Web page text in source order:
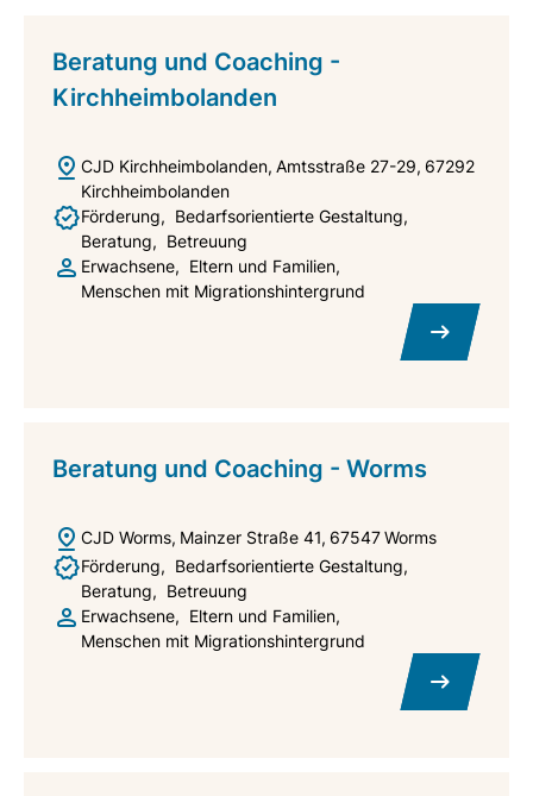
Beratung und Coaching -
Kirchheimbolanden
CJD Kirchheimbolanden Amtsstraße 27-29 67292
Kirchheimbolanden
Förderung
Bedarfsorientierte Gestaltung
Beratung
Betreuung
Erwachsene
Eltern und Familien
Menschen mit Migrationshintergrund
Beratung und Coaching - Worms
CJD Worms Mainzer Straße 41 67547Worms
Förderung
Bedarfsorientierte Gestaltung
Beratung
Betreuung
Erwachsene
Eltern und Familien
Menschen mit Migrationshintergrund